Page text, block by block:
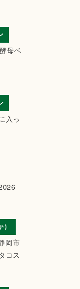
母ベ
入っ
岡市
コス